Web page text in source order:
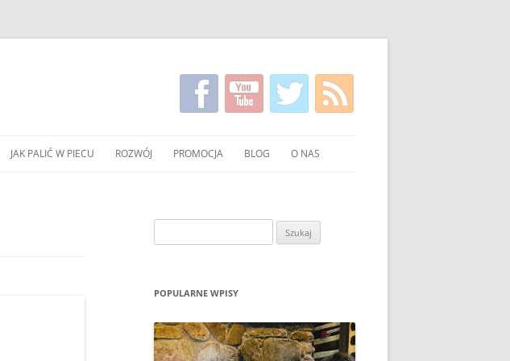
JAK PALIĆ W PIECU ROZWÓJ
SPALANIE WĘGLA I DREWNA
PROMOCJA
POKAZY EKONOMICZNEGO
ULOTKI I PLAKATY
O PALENIU BEZ DYMU W MEDIACH
BLOG O NAS
POPULARNE WPISY